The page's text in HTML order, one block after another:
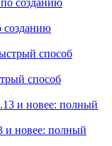
созданию
способ
и новее: полный